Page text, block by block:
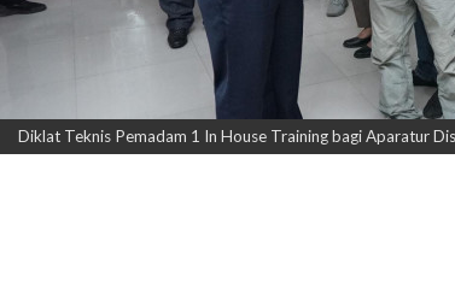
Diklat Teknis Pemadam 1 In House Training bagi Aparatur